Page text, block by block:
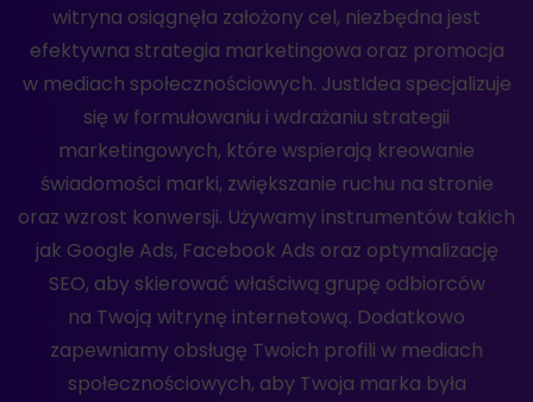
witryna osiągnęła założony cel, niezbędna jest
efektywna strategia marketingowa oraz promocja
w mediach społecznościowych. JustIdea specjalizuje
się w formułowaniu i wdrażaniu strategii
marketingowych, które wspierają kreowanie
świadomości marki, zwiększanie ruchu na stronie
oraz wzrost konwersji. Używamy instrumentów takich
jak Google Ads, Facebook Ads oraz optymalizację
SEO, aby skierować właściwą grupę odbiorców
na Twoją witrynę internetową. Dodatkowo
zapewniamy obsługę Twoich profili w mediach
społecznościowych, aby Twoja marka była